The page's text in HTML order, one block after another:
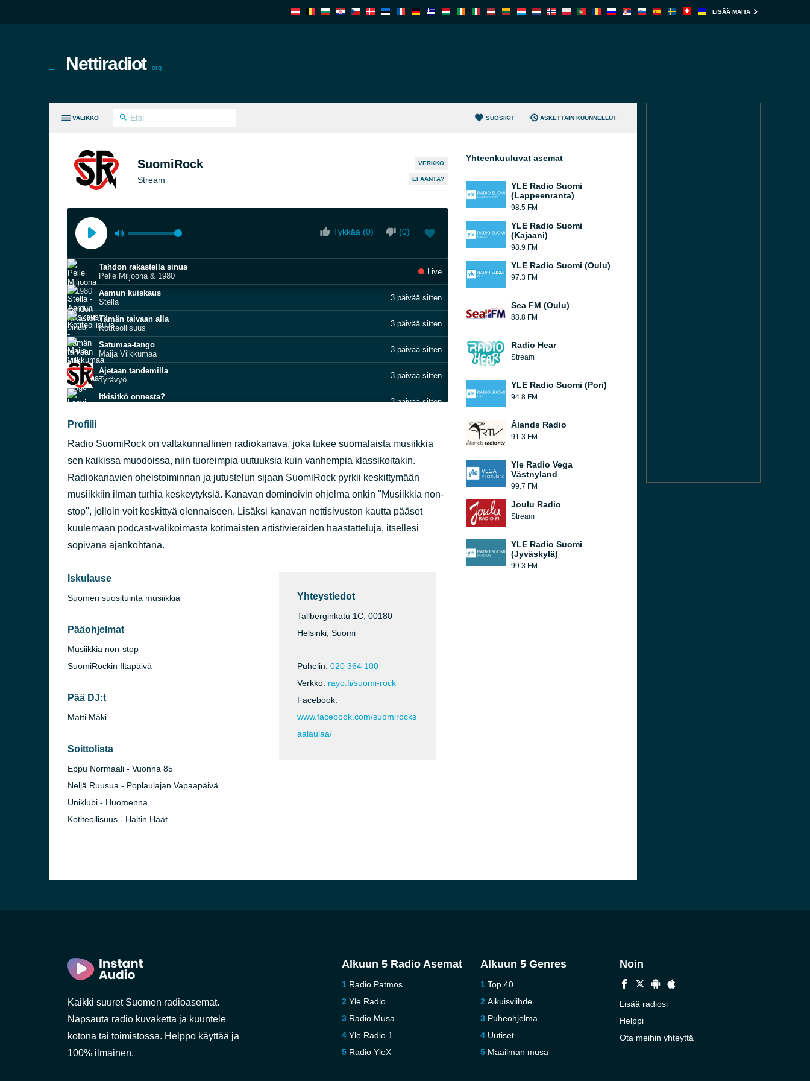
LISÄÄ MAITA
Nettiradiot .org
VALIKKO SUOSIKIT ÄSKETTÄIN KUUNNELLUT
SuomiRock
Stream
VERKKO
EI ÄÄNTÄ?
Tykkää (0) (0)
Tahdon rakastella sinua
Pelle Miljoona & 1980
Live
Aamun kuiskaus
Stella
3 päivää sitten
Tämän taivaan alla
Kotiteollisuus
3 päivää sitten
Satumaa-tango
Maija Vilkkumaa
3 päivää sitten
Ajetaan tandemilla
Tyrävyö
3 päivää sitten
Itkisitkö onnesta?
3 päivää sitten
Meitä odotellaan mullan alla
YUP
Hölmö rakkaus
Scandinavian Music Group
3 päivää sitten
Tahdotko mut tosiaan
Popeda
Profiili
Radio SuomiRock on valtakunnallinen radiokanava, joka tukee suomalaista musiikkia
sen kaikissa muodoissa, niin tuoreimpia uutuuksia kuin vanhempia klassikoitakin.
Radiokanavien oheistoiminnan ja jutustelun sijaan SuomiRock pyrkii keskittymään
musiikkiin ilman turhia keskeytyksiä. Kanavan dominoivin ohjelma onkin ''Musiikkia non-
stop'', jolloin voit keskittyä olennaiseen. Lisäksi kanavan nettisivuston kautta pääset
kuulemaan podcast-valikoimasta kotimaisten artistivieraiden haastatteluja, itsellesi
sopivana ajankohtana.
Iskulause
Suomen suosituinta musiikkia
Pääohjelmat
Musiikkia non-stop
SuomiRockin Iltapäivä
Pää DJ:t
Matti Mäki
Soittolista
Eppu Normaali - Vuonna 85
Neljä Ruusua - Poplaulajan Vapaapäivä
Uniklubi - Huomenna
Kotiteollisuus - Haltin Häät
Yhteystiedot
Tallberginkatu 1C, 00180
Helsinki, Suomi
Puhelin: 020 364 100
Verkko: rayo.fi/suomi-rock
Facebook:
www.facebook.com/suomirocks
aalaulaa/
Yhteenkuuluvat asemat
YLE Radio Suomi
(Lappeenranta)
98.5 FM
YLE Radio Suomi
(Kajaani)
98.9 FM
YLE Radio Suomi (Oulu)
97.3 FM
Sea FM (Oulu)
88.8 FM
Radio Hear
Stream
YLE Radio Suomi (Pori)
94.8 FM
Ålands Radio
91.3 FM
Yle Radio Vega
Västnyland
99.7 FM
Joulu Radio
Stream
YLE Radio Suomi
(Jyväskylä)
99.3 FM
Kaikki suuret Suomen radioasemat.
Napsauta radio kuvaketta ja kuuntele
kotona tai toimistossa. Helppo käyttää ja
100% ilmainen.
Alkuun 5 Radio Asemat
Radio Patmos
Yle Radio
Radio Musa
Yle Radio 1
Radio YleX
Alkuun 5 Genres
Top 40
Aikuisviihde
Puheohjelma
Uutiset
Maailman musa
Noin
Lisää radiosi
Helppi
Ota meihin yhteyttä